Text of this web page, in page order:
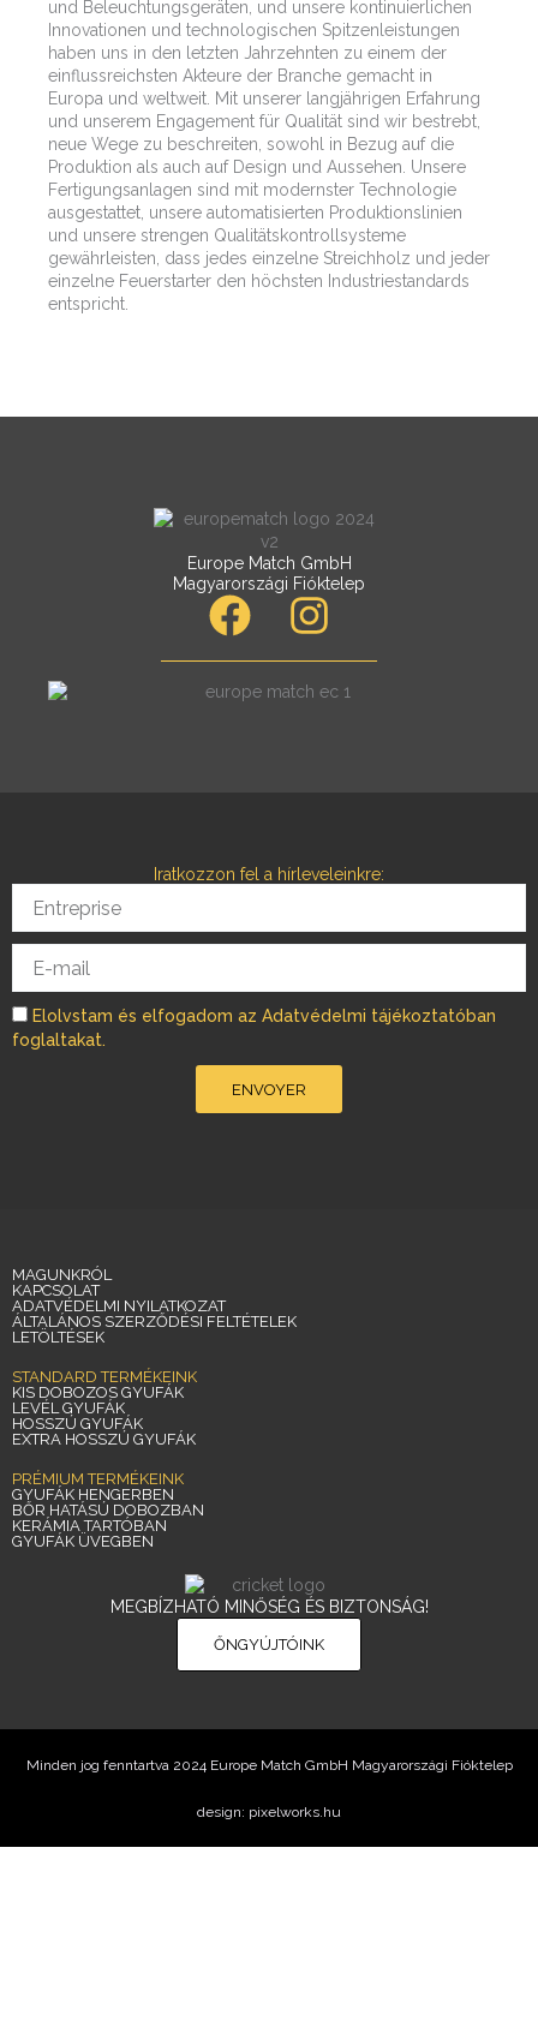
und Beleuchtungsgeräten, und unsere kontinuierlichen
Innovationen und technologischen Spitzenleistungen
haben uns in den letzten Jahrzehnten zu einem der
einflussreichsten Akteure der Branche gemacht in
Europa und weltweit. Mit unserer langjährigen Erfahrung
und unserem Engagement für Qualität sind wir bestrebt,
neue Wege zu beschreiten, sowohl in Bezug auf die
Produktion als auch auf Design und Aussehen. Unsere
Fertigungsanlagen sind mit modernster Technologie
ausgestattet, unsere automatisierten Produktionslinien
und unsere strengen Qualitätskontrollsysteme
gewährleisten, dass jedes einzelne Streichholz und jeder
einzelne Feuerstarter den höchsten Industriestandards
entspricht.
Europe Match GmbH
Magyarországi Fióktelep
F
a
c
o
I
n
s
r
m
Iratkozzon fel a hírleveleinkre:
mail
Elolvstam és elfogadom az Adatvédelmi tájékoztatóban
foglaltakat.
ENVOYER
MAGUNKRÓL
KAPCSOLAT
ADATVÉDELMI NYILATKOZAT
ÁLTALÁNOS SZERZŐDÉSI FELTÉTELEK
LETÖLTÉSEK
STANDARD TERMÉKEINK
KIS DOBOZOS GYUFÁK
LEVÉL GYUFÁK
HOSSZÚ GYUFÁK
EXTRA HOSSZÚ GYUFÁK
PRÉMIUM TERMÉKEINK
GYUFÁK HENGERBEN
BŐR HATÁSÚ DOBOZBAN
KERÁMIA TARTÓBAN
GYUFÁK ÜVEGBEN
MEGBÍZHATÓ MINŐSÉG ÉS BIZTONSÁG!
ŐNGYÚJTÓINK
Minden jog fenntartva 2024 Europe Match GmbH Magyarországi Fióktelep
design: pixelworks.hu